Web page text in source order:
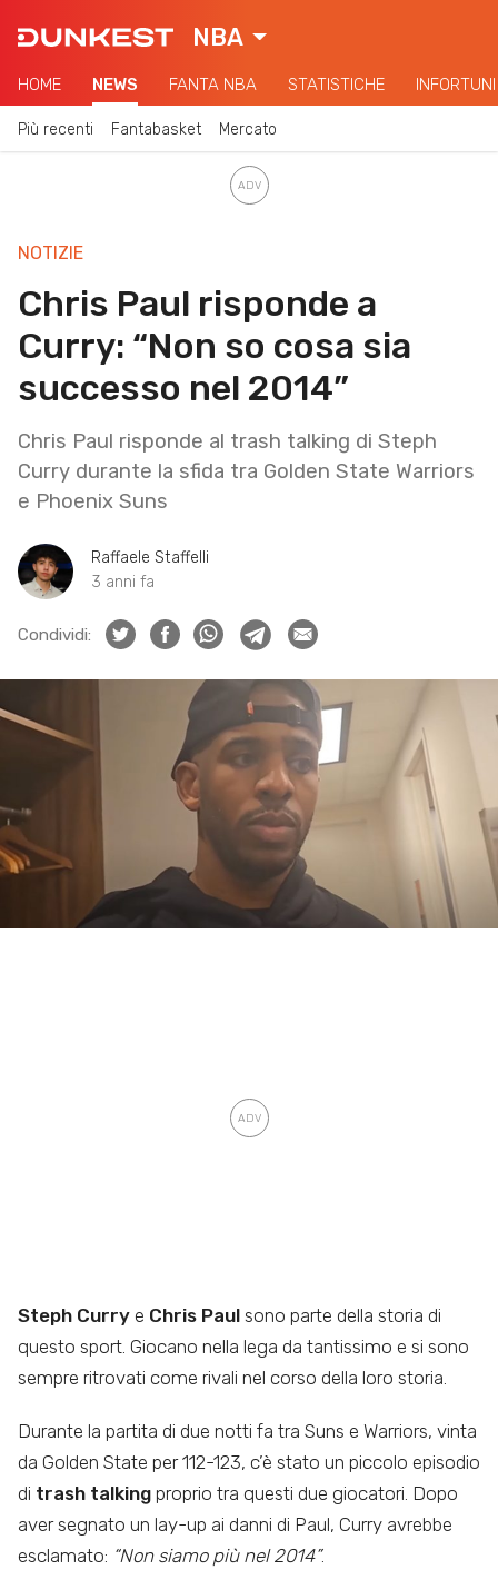
NBA
HOME NEWS FANTA NBA STATISTICHE INFORTUNI
Più recenti Fantabasket Mercato
NOTIZIE
Chris Paul risponde a
Curry: “Non so cosa sia
successo nel 2014”
Chris Paul risponde al trash talking di Steph
Curry durante la sfida tra Golden State Warriors
e Phoenix Suns
Raffaele Staffelli
3 anni fa
Condividi:
Steph Curry e Chris Paul sono parte della storia di
questo sport. Giocano nella lega da tantissimo e si sono
sempre ritrovati come rivali nel corso della loro storia.
Durante la partita di due notti fa tra Suns e Warriors, vinta
da Golden State per 112-123, c’è stato un piccolo episodio
di trash talking proprio tra questi due giocatori. Dopo
aver segnato un lay-up ai danni di Paul, Curry avrebbe
esclamato: “Non siamo più nel 2014”.